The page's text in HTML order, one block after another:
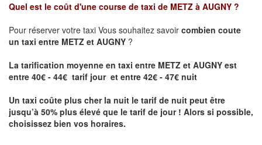
Quel est le coût d'une course de taxi de METZ à AUGNY ?
Pour réserver votre taxi Vous souhaitez savoir combien coute
un taxi entre METZ et AUGNY ?
La tarification moyenne en taxi entre METZ et AUGNY est
entre 40€ - 44€ tarif jour et entre 42€ - 47€ nuit
Un taxi coûte plus cher la nuit le tarif de nuit peut être
jusqu’à 50% plus élevé que le tarif de jour ! Alors si possible,
choisissez bien vos horaires.